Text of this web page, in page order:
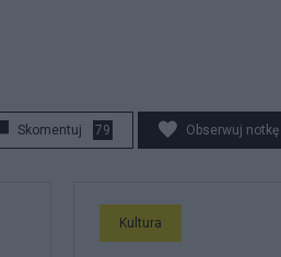
Skomentuj 79 Obserwuj notkę
Kultura